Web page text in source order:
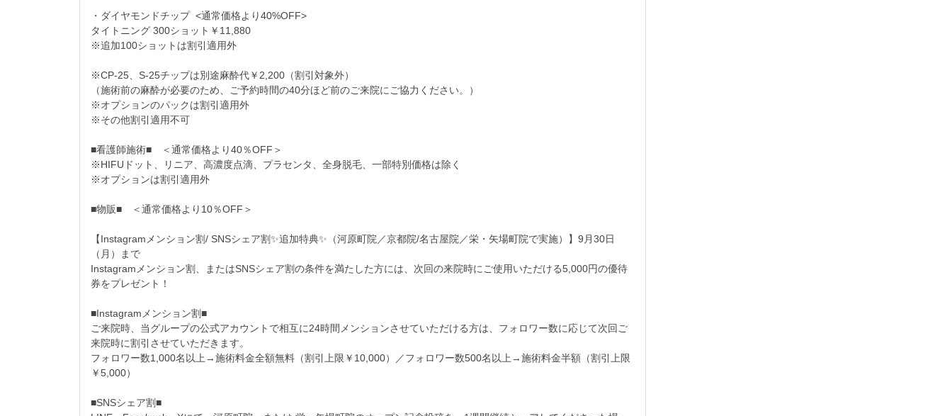
・ダイヤモンドチップ <通常価格より40%OFF>
タイトニング 300ショット￥11,880
※追加100ショットは割引適用外
※CP-25、S-25チップは別途麻酔代￥2,200（割引対象外）
（施術前の麻酔が必要のため、ご予約時間の40分ほど前のご来院にご協力ください。）
※オプションのパックは割引適用外
※その他割引適用不可
■看護師施術■ ＜通常価格より40％OFF＞
※HIFUドット、リニア、高濃度点滴、プラセンタ、全身脱毛、一部特別価格は除く
※オプションは割引適用外
■物販■ ＜通常価格より10％OFF＞
【Instagramメンション割/ SNSシェア割✨追加特典✨（河原町院／京都院/名古屋院／栄・矢場町院で実施）】9月30日
（月）まで
Instagramメンション割、またはSNSシェア割の条件を満たした方には、次回の来院時にご使用いただける5,000円の優待
券をプレゼント！
■Instagramメンション割■
ご来院時、当グループの公式アカウントで相互に24時間メンションさせていただける方は、フォロワー数に応じて次回ご
来院時に割引させていただきます。
フォロワー数1,000名以上→施術料金全額無料（割引上限￥10,000）／フォロワー数500名以上→施術料金半額（割引上限
￥5,000）
■SNSシェア割■